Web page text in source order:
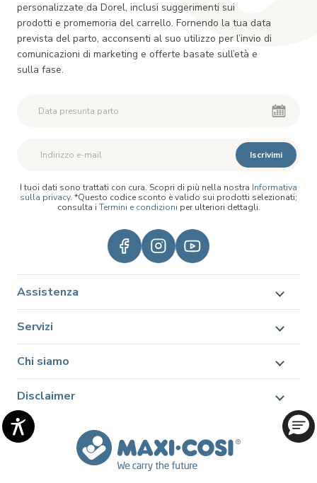
personalizzate da Dorel, inclusi suggerimenti sui
prodotti e promemoria del carrello. Fornendo la tua data
prevista del parto, acconsenti al suo utilizzo per l’invio di
comunicazioni di marketing e offerte basate sull’età e
sulla fase.
Iscrivimi
I tuoi dati sono trattati con cura. Scopri di più nella nostra Informativa
sulla privacy. *Questo codice sconto è valido sui prodotti selezionati;
consulta i Termini e condizioni per ulteriori dettagli.
Assistenza
Servizi
Chi siamo
Disclaimer